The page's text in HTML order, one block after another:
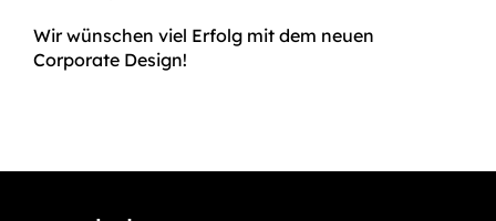
Wir wünschen viel Erfolg mit dem neuen
Corporate Design!